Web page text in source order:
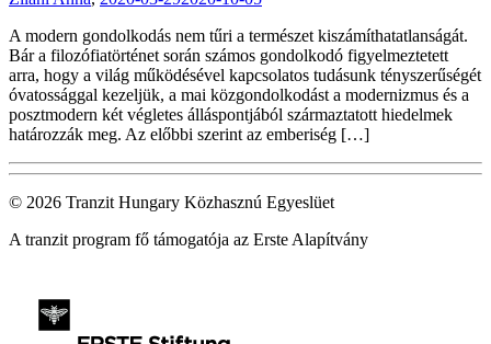
A modern gondolkodás nem tűri a természet kiszámíthatatlanságát.
Bár a filozófiatörténet során számos gondolkodó figyelmeztetett
arra, hogy a világ működésével kapcsolatos tudásunk tényszerűségét
óvatossággal kezeljük, a mai közgondolkodást a modernizmus és a
posztmodern két végletes álláspontjából származtatott hiedelmek
határozzák meg. Az előbbi szerint az emberiség […]
© 2026 Tranzit Hungary Közhasznú Egyeslüet
A tranzit program fő támogatója az Erste Alapítvány